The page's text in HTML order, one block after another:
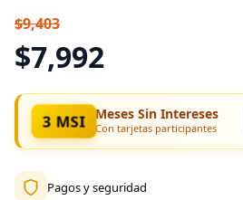
$9,403
$7,992
3 MSI Meses Sin Intereses
Con tarjetas participantes
Pagos y seguridad